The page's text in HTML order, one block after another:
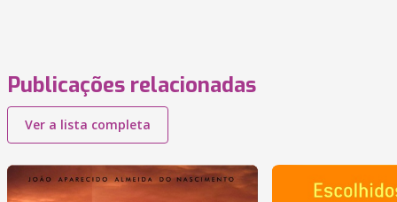
Publicações relacionadas
Ver a lista completa